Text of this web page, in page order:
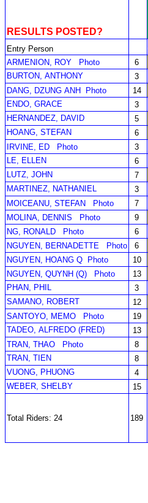
RESULTS POSTED?
Entry Person
ARMENION, ROY
Photo 6
BURTON, ANTHONY
3
DANG, DZUNG ANH
Photo 14
ENDO, GRACE
3
HERNANDEZ, DAVID
5
HOANG, STEFAN
6
IRVINE, ED
Photo 3
LE, ELLEN
6
LUTZ, JOHN
7
MARTINEZ, NATHANIEL
3
MOICEANU, STEFAN
Photo 7
MOLINA, DENNIS
Photo 9
NG, RONALD
Photo 6
NGUYEN, BERNADETTE
Photo 6
NGUYEN, HOANG Q
Photo 10
NGUYEN, QUYNH (Q)
Photo 13
PHAN, PHIL
3
SAMANO, ROBERT
12
SANTOYO, MEMO
Photo 19
TADEO, ALFREDO (FRED)
13
TRAN, THAO
Photo 8
TRAN, TIEN
8
VUONG, PHUONG
4
WEBER, SHELBY
15
Total Riders: 24 189